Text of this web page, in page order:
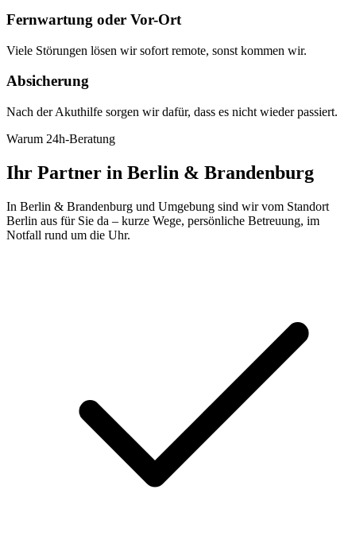
Fernwartung oder Vor-Ort
Viele Störungen lösen wir sofort remote, sonst kommen wir.
Absicherung
Nach der Akuthilfe sorgen wir dafür, dass es nicht wieder passiert.
Warum 24h-Beratung
Ihr Partner in Berlin & Brandenburg
In Berlin & Brandenburg und Umgebung sind wir vom Standort
Berlin aus für Sie da – kurze Wege, persönliche Betreuung, im
Notfall rund um die Uhr.